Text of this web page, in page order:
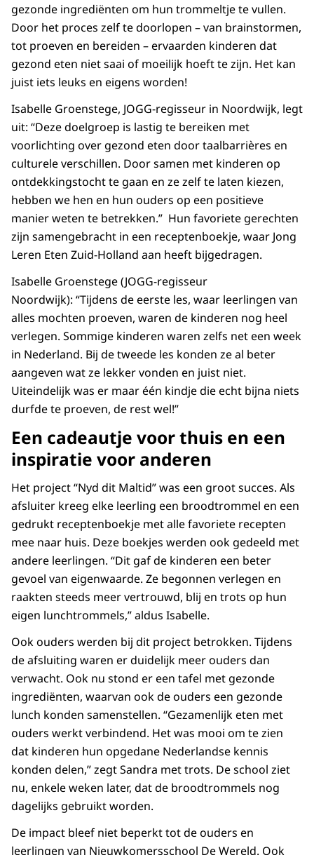
gezonde ingrediënten om hun trommeltje te vullen.
Door het proces zelf te doorlopen – van brainstormen,
tot proeven en bereiden – ervaarden kinderen dat
gezond eten niet saai of moeilijk hoeft te zijn. Het kan
juist iets leuks en eigens worden!
Isabelle Groenstege, JOGG-regisseur in Noordwijk, legt
uit: “Deze doelgroep is lastig te bereiken met
voorlichting over gezond eten door taalbarrières en
culturele verschillen. Door samen met kinderen op
ontdekkingstocht te gaan en ze zelf te laten kiezen,
hebben we hen en hun ouders op een positieve
manier weten te betrekken.” Hun favoriete gerechten
zijn samengebracht in een receptenboekje, waar Jong
Leren Eten Zuid-Holland aan heeft bijgedragen.
Isabelle Groenstege (JOGG-regisseur
Noordwijk): “Tijdens de eerste les, waar leerlingen van
alles mochten proeven, waren de kinderen nog heel
verlegen. Sommige kinderen waren zelfs net een week
in Nederland. Bij de tweede les konden ze al beter
aangeven wat ze lekker vonden en juist niet.
Uiteindelijk was er maar één kindje die echt bijna niets
durfde te proeven, de rest wel!”
Een cadeautje voor thuis en een
inspiratie voor anderen
Het project “Nyd dit Maltid” was een groot succes. Als
afsluiter kreeg elke leerling een broodtrommel en een
gedrukt receptenboekje met alle favoriete recepten
mee naar huis. Deze boekjes werden ook gedeeld met
andere leerlingen. “Dit gaf de kinderen een beter
gevoel van eigenwaarde. Ze begonnen verlegen en
raakten steeds meer vertrouwd, blij en trots op hun
eigen lunchtrommels,” aldus Isabelle.
Ook ouders werden bij dit project betrokken. Tijdens
de afsluiting waren er duidelijk meer ouders dan
verwacht. Ook nu stond er een tafel met gezonde
ingrediënten, waarvan ook de ouders een gezonde
lunch konden samenstellen. “Gezamenlijk eten met
ouders werkt verbindend. Het was mooi om te zien
dat kinderen hun opgedane Nederlandse kennis
konden delen,” zegt Sandra met trots. De school ziet
nu, enkele weken later, dat de broodtrommels nog
dagelijks gebruikt worden.
De impact bleef niet beperkt tot de ouders en
leerlingen van Nieuwkomersschool De Wereld. Ook